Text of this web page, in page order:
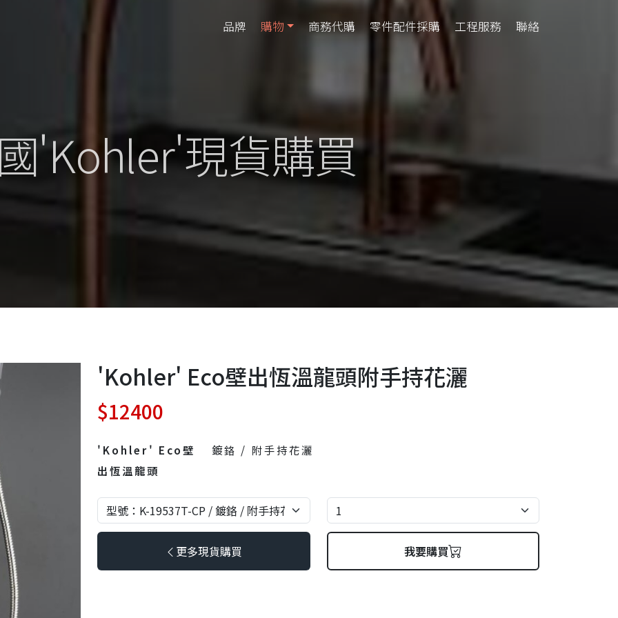
品牌 購物 商務代購 零件配件採購 工程服務 聯絡
'Kohler'現貨購買
'Kohler' Eco壁出恆溫龍頭附手持花灑
$12400
'Kohler' Eco壁
出恆溫龍頭
鍍鉻 / 附手持花灑
更多現貨購買 我要購買